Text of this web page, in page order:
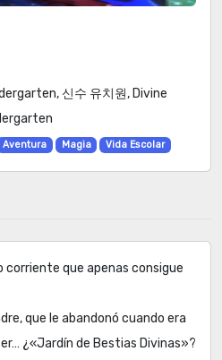
신수 유치원, Divine
Aventura Magia Vida Escolar
corriente que apenas consigue
que le abandonó cuando era
¿«Jardín de Bestias Divinas»?